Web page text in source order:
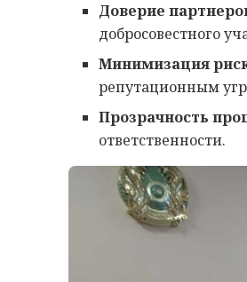
Доверие
добросовестного
Минимизация
репутационным
Прозрачность
ответственности.